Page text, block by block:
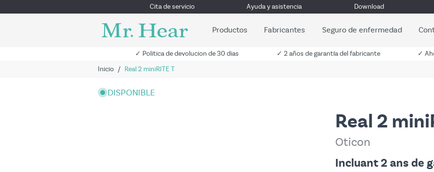
Cita de servicio Ayuda y asistencia Download
Productos Fabricantes Seguro de enfermedad
✓ Politica de devolucion de 30 dias ✓ 2 años de garantía del fabricante
✓
Inicio / Real 2 miniRITE T
Real 2
Oticon
Incluant 2 ans de
DISPONIBLE